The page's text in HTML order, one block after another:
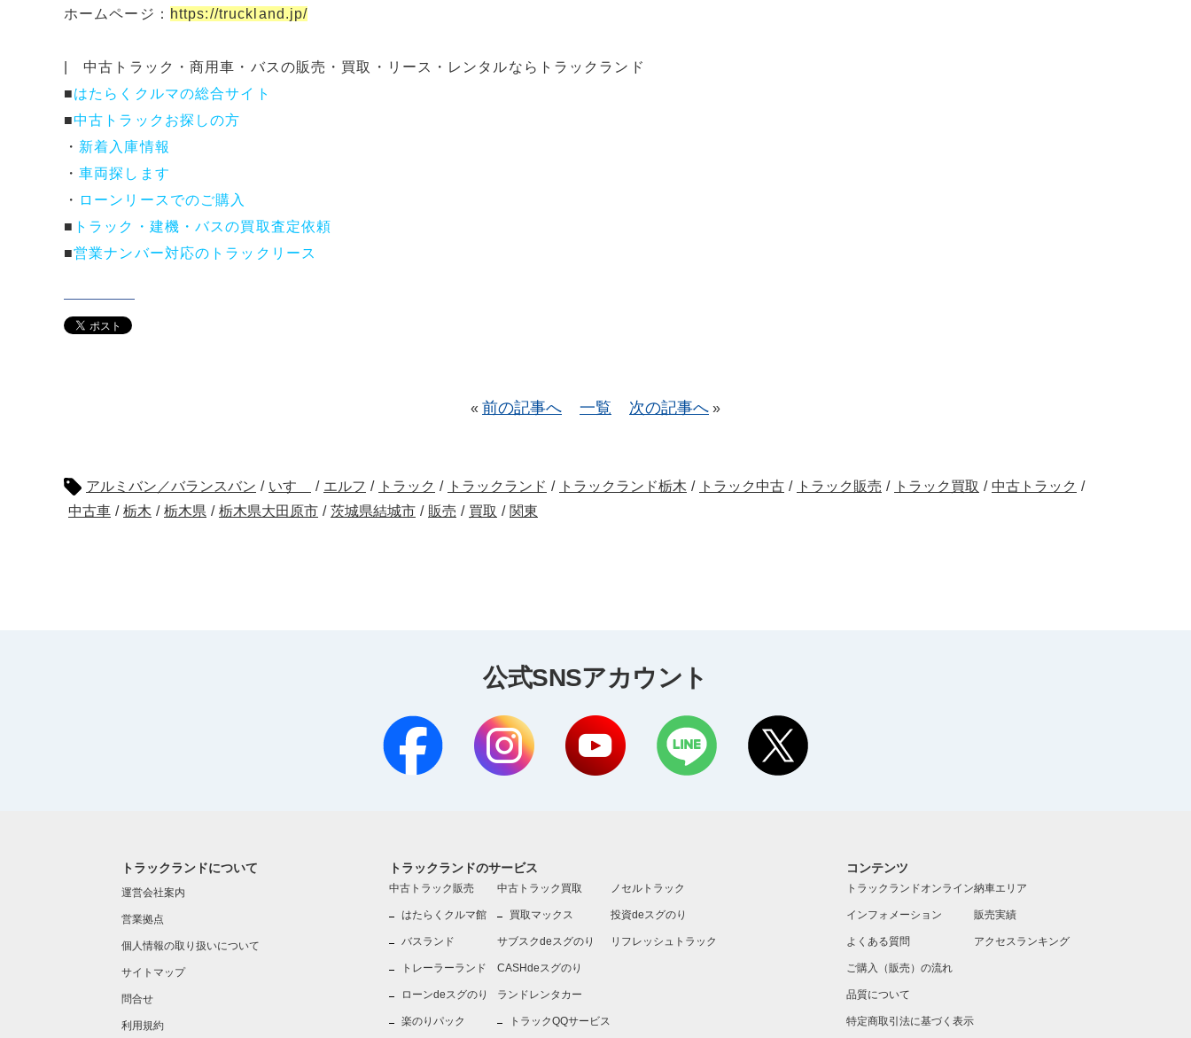
ホームページ： https://truckland.jp/
| 中古トラック・商用車・バスの販売・買取・リース・レンタルならトラックランド
■はたらくクルマの総合サイト
■中古トラックお探しの方
・ 新着入庫情報
・車両探します
・ ローンリースでのご購入
■ トラック・建機・バスの買取査定依頼
■営業ナンバー対応のトラックリース
« 前の記事へ 一覧 次の記事へ »
アルミバン／バランスバン / いすゞ / エルフ / トラック / トラックランド / トラックランド栃木 / トラック中古 / トラック販売 / トラック買取 / 中古トラック /
中古車 / 栃木 / 栃木県 / 栃木県大田原市 / 茨城県結城市 / 販売 / 買取 / 関東
公式SNSアカウント
トラックランドについて
運営会社案内
営業拠点
個人情報の取り扱いについて
サイトマップ
問合せ
利用規約
トラックランドのサービス
中古トラック販売
はたらくクルマ館
バスランド
トレーラーランド
ローンdeスグのり
楽のりパック
中古トラック買取
買取マックス
サブスクdeスグのり
CASHdeスグのり
ランドレンタカー
トラックQQサービス
ノセルトラック
投資deスグのり
リフレッシュトラック
コンテンツ
トラックランドオンライン
インフォメーション
よくある質問
ご購入（販売）の流れ
品質について
特定商取引法に基づく表示
納車エリア
販売実績
アクセスランキング